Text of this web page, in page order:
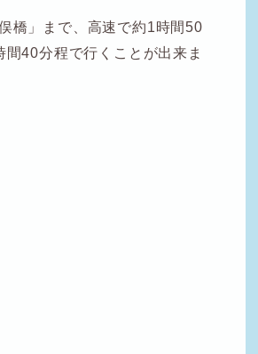
橋」まで、高速で約1時間50
間40分程で行くことが出来ま